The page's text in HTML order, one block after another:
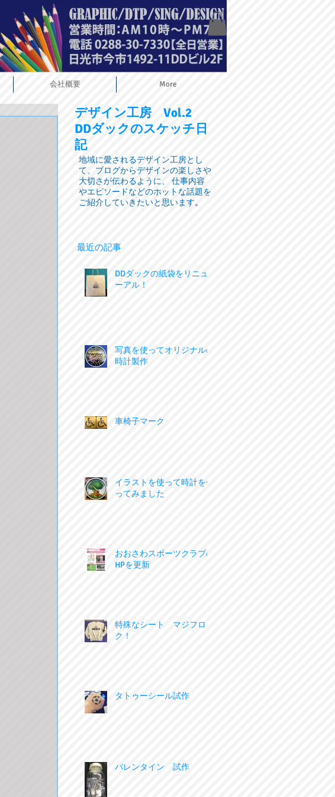
デザイン工房 Vol.2
DDダックのスケッチ日
記
地域に愛されるデザイン工房とし
て、ブログからデザインの楽しさや
大切さが伝わるように、 仕事内容
やエピソードなどのホットな話題を
ご紹介していきたいと思います。
最近の記事
DDダックの紙袋をリニュ
ーアル！
写真を使ってオリジナルの
時計製作
車椅子マーク
イラストを使って時計を作
ってみました
おおさわスポーツクラブの
HPを更新
特殊なシート マジフロッ
ク！
タトゥーシール試作
バレンタイン 試作
会社概要 More